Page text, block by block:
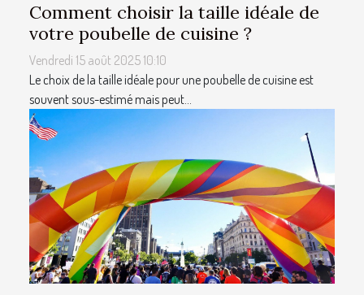
Comment choisir la taille idéale de
votre poubelle de cuisine ?
Vendredi 15 août 2025 10:10
Le choix de la taille idéale pour une poubelle de cuisine est
souvent sous-estimé mais peut...